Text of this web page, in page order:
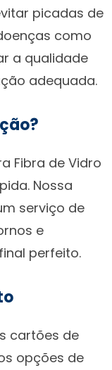
picadas de
como
a qualidade
adequada.
Fibra de Vidro
Nossa
serviço de
e
perfeito.
cartões de
opções de